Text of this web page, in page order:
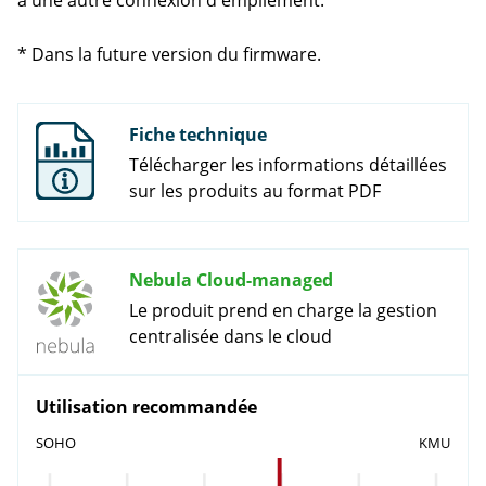
* Dans la future version du firmware.
Fiche technique
Télécharger les informations détaillées
sur les produits au format PDF
Nebula Cloud-managed
Le produit prend en charge la gestion
centralisée dans le cloud
Utilisation recommandée
SOHO KMU